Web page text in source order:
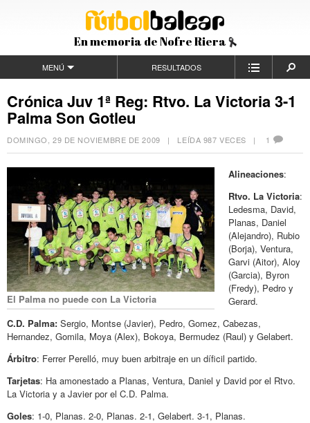
En memoria de Nofre Riera
MENÚ RESULTADOS
Crónica Juv 1ª Reg: Rtvo. La Victoria 3-1
Palma Son Gotleu
DOMINGO, 29 DE NOVIEMBRE DE 2009 | LEÍDA 987 VECES | 1
El Palma no puede con La Victoria
Alineaciones:
Rtvo. La Victoria:
Ledesma, David,
Planas, Daniel
(Alejandro), Rubio
(Borja), Ventura,
Garvi (Aitor), Aloy
(Garcia), Byron
(Fredy), Pedro y
Gerard.
C.D. Palma: Sergio, Montse (Javier), Pedro, Gomez, Cabezas,
Hernandez, Gomila, Moya (Alex), Bokoya, Bermudez (Raul) y Gelabert.
Árbitro: Ferrer Perelló, muy buen arbitraje en un díficil partido.
Tarjetas: Ha amonestado a Planas, Ventura, Daniel y David por el Rtvo.
La Victoria y a Javier por el C.D. Palma.
Goles: 1-0, Planas. 2-0, Planas. 2-1, Gelabert. 3-1, Planas.